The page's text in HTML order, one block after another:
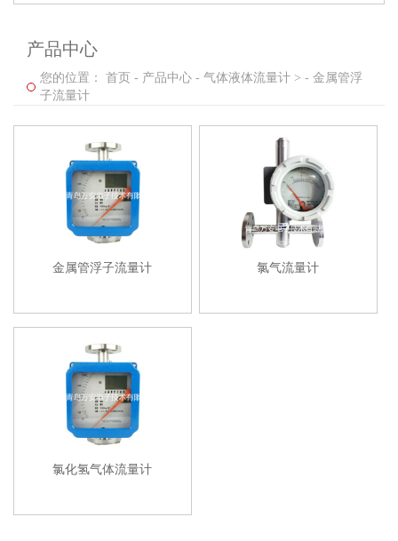
产品中心
您的位置： 首页 - 产品中心 - 气体液体流量计 > - 金属管浮
子流量计
金属管浮子流量计 氯气流量计
氯化氢气体流量计